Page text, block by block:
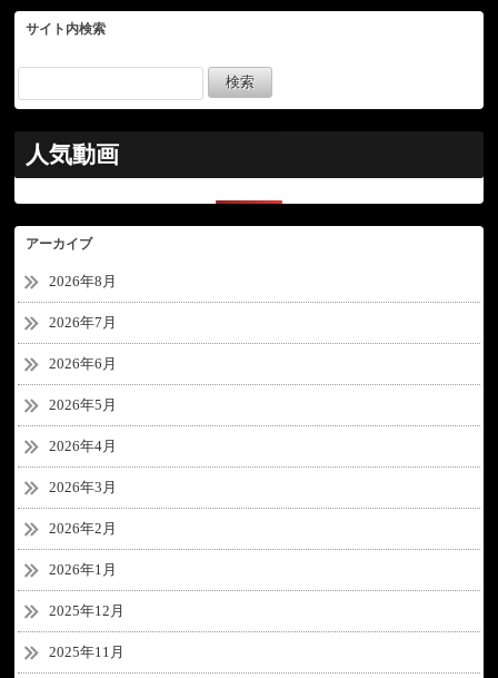
サイト内検索
人気動画
アーカイブ
2026年8月
2026年7月
2026年6月
2026年5月
2026年4月
2026年3月
2026年2月
2026年1月
2025年12月
2025年11月